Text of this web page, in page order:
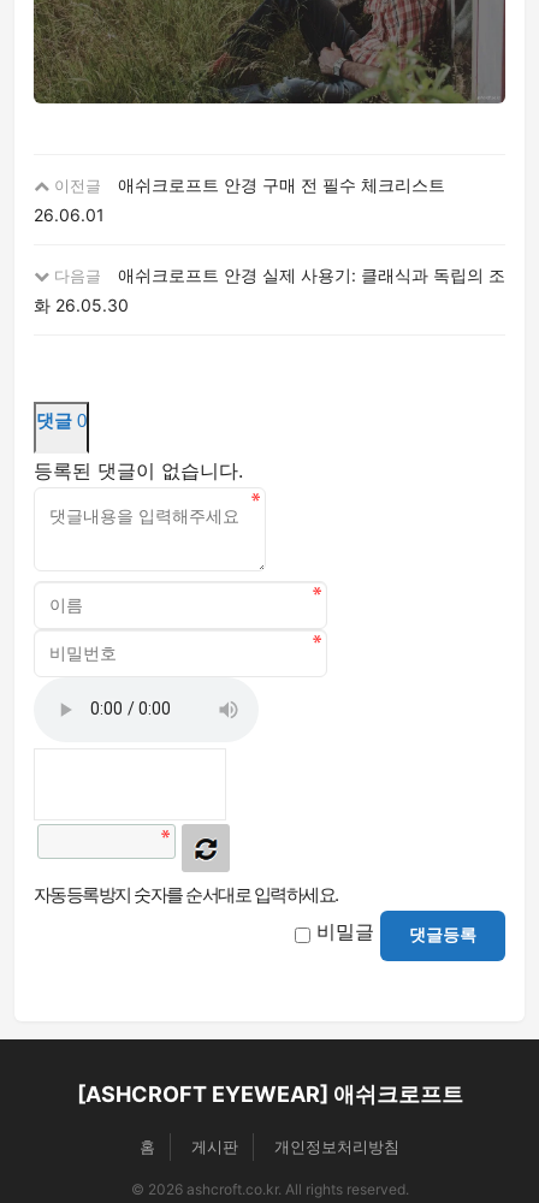
이전글
애쉬크로프트 안경 구매 전 필수 체크리스트
26.06.01
다음글
애쉬크로프트 안경 실제 사용기: 클래식과 독립의 조
화 26.05.30
댓글 0
등록된 댓글이 없습니다.
자동등록방지 숫자를 순서대로 입력하세요.
비밀글 댓글등록
[ASHCROFT EYEWEAR] 애쉬크로프트
홈 게시판 개인정보처리방침
© 2026 ashcroft.co.kr. All rights reserved.